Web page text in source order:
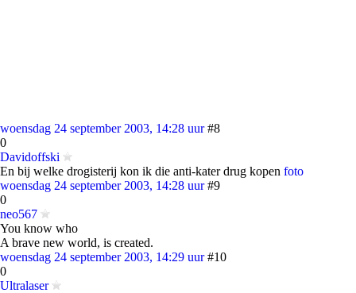
woensdag 24 september 2003, 14:28 uur #8
0
Davidoffski
En bij welke drogisterij kon ik die anti-kater drug kopen foto
woensdag 24 september 2003, 14:28 uur #9
0
neo567
You know who
A brave new world, is created.
woensdag 24 september 2003, 14:29 uur #10
0
Ultralaser